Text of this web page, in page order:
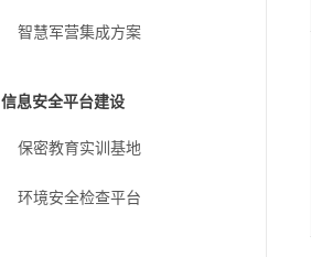
智慧军营集成方案
信息安全平台建设
保密教育实训基地
环境安全检查平台